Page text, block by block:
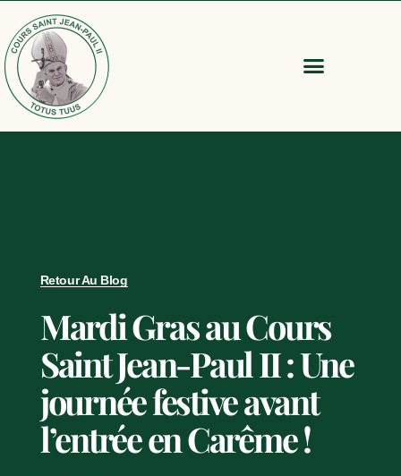
Retour Au Blog
Mardi Gras au Cours
Saint Jean-Paul II : Une
journée festive avant
l’entrée en Carême !